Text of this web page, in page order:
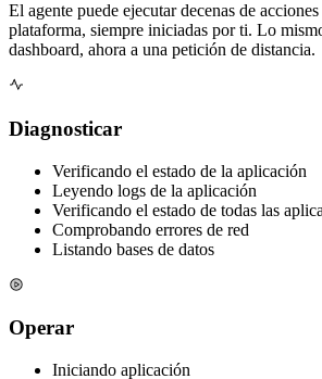
El agente puede ejecutar decenas de acciones
plataforma, siempre iniciadas por ti. Lo
dashboard, ahora a una petición de distancia.
Diagnosticar
Verificando el estado de la aplicación
Leyendo logs de la aplicación
Verificando el estado de todas las
Comprobando errores de red
Listando bases de datos
Operar
Iniciando aplicación